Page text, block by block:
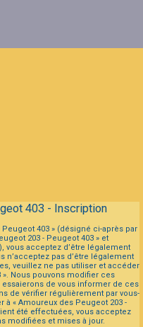
403 - Inscription
403 » (désigné ci-après par
203 - Peugeot 403 » et
vous acceptez d’être légalement
n’acceptez pas d’être légalement
veuillez ne pas utiliser et accéder
». Nous pouvons modifier ces
de vous informer de ces
de vérifier régulièrement par vous-
« Amoureux des Peugeot 203 -
été effectuées, vous acceptez
modifiées et mises à jour.